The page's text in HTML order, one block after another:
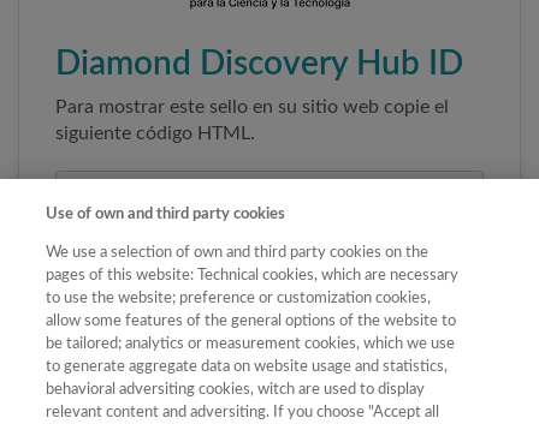
Diamond Discovery Hub ID
Para mostrar este sello en su sitio web copie el
siguiente código HTML.
Copiar código
Use of own and third party cookies
We use a selection of own and third party cookies on the
pages of this website: Technical cookies, which are necessary
to use the website; preference or customization cookies,
allow some features of the general options of the website to
be tailored; analytics or measurement cookies, which we use
to generate aggregate data on website usage and statistics,
behavioral adversiting cookies, witch are used to display
relevant content and adversiting. If you choose "Accept all